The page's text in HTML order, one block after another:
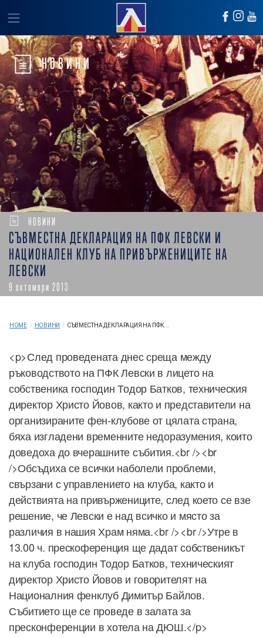
НОВИНИ
НОВИНИ
СЪВМЕСТНА ДЕКЛАРАЦИЯ НА ПФК ЛЕВСКИ И
НАЦИОНАЛЕН КЛУБ НА ПРИВЪРЖЕНИЦИТE НА
ЛЕВСКИ
9 октомври 2013
HOME / НОВИНИ / СЪВМЕСТНА ДЕКЛАРАЦИЯ НА ПФК...
<p>След проведената днес среща между
ръководството на ПФК Левски в лицето на
собственика господин Тодор Батков, техническия
директор Христо Йовов, както и представители на
организираните фен-клубове от цялата страна,
бяха изгладени временните недоразумения, които
доведоха до вчерашните събития.<br /><br
/>Обсъдиха се всички наболели проблеми,
свързани с управлението на клуба, както и
действията на привържениците, след което се взе
решение, че Левски е над всичко и място за
различия в нашия Храм няма.<br /><br />Утре в
13.00 ч. прескоференция ще дадат собственикът
на клуба господин Тодор Батков, техническият
директор Христо Йовов и говорителят на
Националния фенклуб Димитър Байлов.
Събитието ще се проведе в залата за
пресконференции в хотела на ДЮШ.</p>